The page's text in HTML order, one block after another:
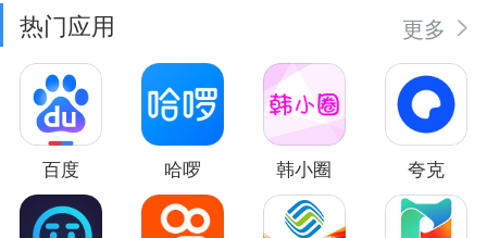
热门应用 更多
百度 哈啰 韩小圈 夸克